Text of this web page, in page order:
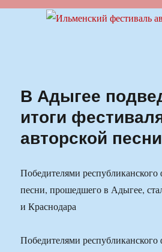
Ильменский
В Адыгее
итоги
авторской песни
Победителями республиканского
песни, прошедшего в Адыгее,
и Краснодара
Победителями республиканского